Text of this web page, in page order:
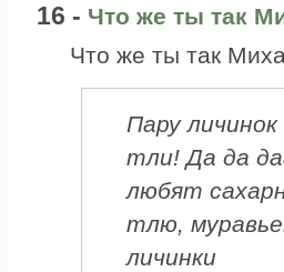
16 - Что же ты так
Что же ты так
Пару
тли! Да да
любят
тлю,
личинки